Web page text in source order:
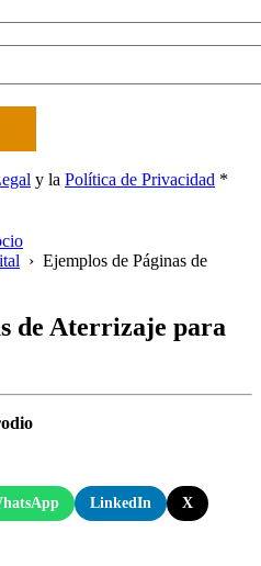
y la Política de Privacidad *
› Ejemplos de Páginas de
de Aterrizaje para
LinkedIn X